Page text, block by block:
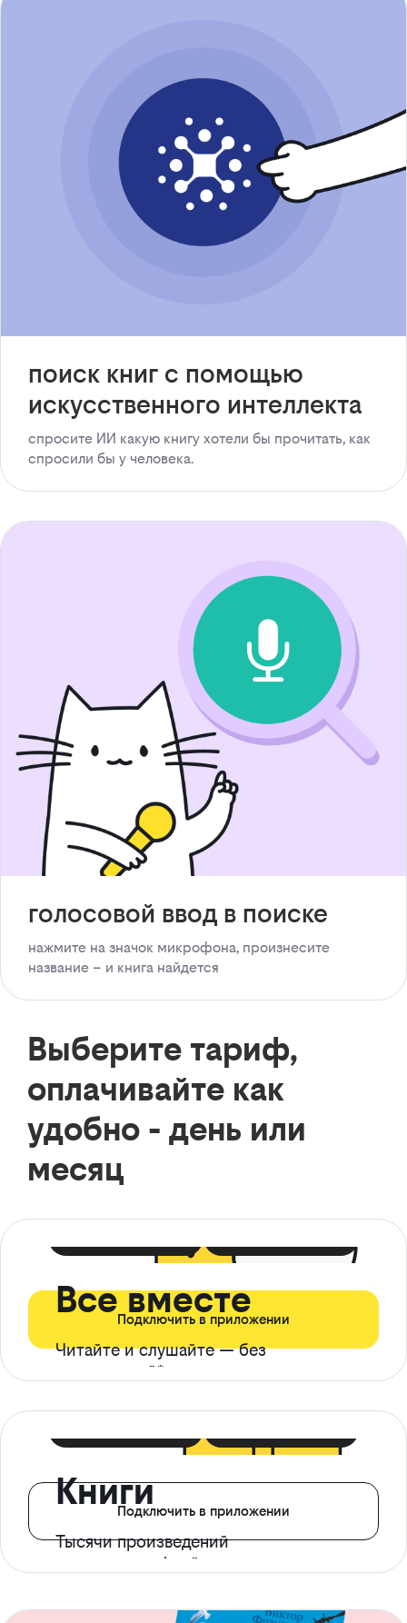
поиск книг с помощью
искусственного интеллекта
спросите ИИ какую книгу хотели бы прочитать, как
спросили бы у человека.
голосовой ввод в поиске
нажмите на значок микрофона, произнесите
название – и книга найдется
Выберите тариф,
оплачивайте как
удобно - день или
месяц
Все вместе
Читайте и слушайте — без
ограничений*
Подключить в приложении
Книги
Тысячи произведений
с доступом офлайн
Подключить в приложении